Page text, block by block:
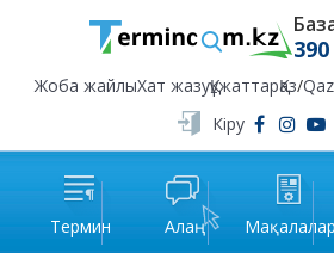
Жоба жайлыХат жазуҚұжаттарҚаз/Qaz
Кіру
Термин Алаң Мақалалар